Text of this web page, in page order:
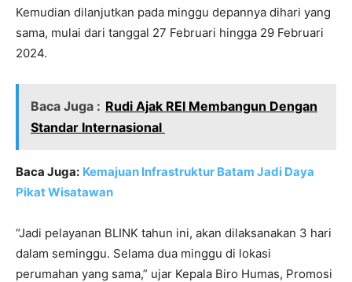
Kemudian dilanjutkan pada minggu depannya dihari yang
sama, mulai dari tanggal 27 Februari hingga 29 Februari
2024.
Baca Juga : Rudi Ajak REI Membangun Dengan
Standar Internasional
Baca Juga: Kemajuan Infrastruktur Batam Jadi Daya
Pikat Wisatawan
“Jadi pelayanan BLINK tahun ini, akan dilaksanakan 3 hari
dalam seminggu. Selama dua minggu di lokasi
perumahan yang sama,” ujar Kepala Biro Humas, Promosi